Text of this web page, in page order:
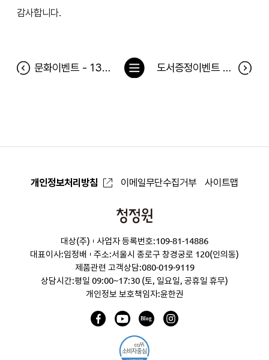
감사합니다.
문화이벤트 - 13후르츠케이크 공연 당첨자 도서증정이벤트 <한식이 우리 몸에 좋을 수밖에 없는 12가지 이유> 당첨자
목
개인정보처리방침 이메일무단수집거부 사이트맵
청
원
대상(주)
사업자 등록번호:109-81-14886
대표이사:임정배
주소:서울시 종로구 창경궁로 120(인의동)
제품관련 고객상담:080-019-9119
상담시간:평일 09:00~17:30 (토, 일요일, 공휴일 휴무)
개인정보 보호책임자:윤한권